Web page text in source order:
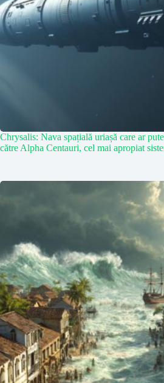
Chrysalis: Nava spațială uriașă care ar
către Alpha Centauri, cel mai apropiat